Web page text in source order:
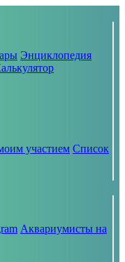
Энциклопедия
участием Список
Аквариумисты на